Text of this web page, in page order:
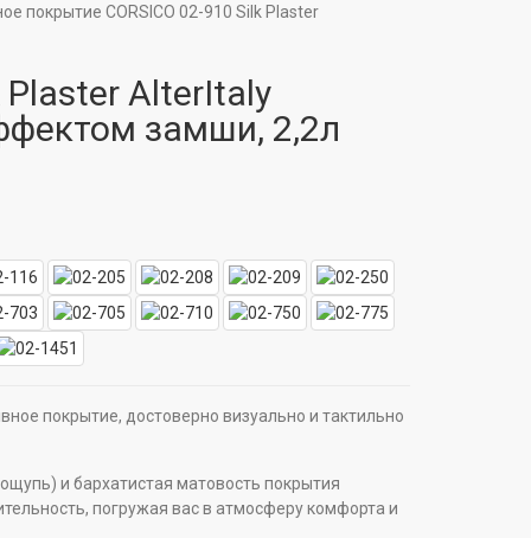
покрытие CORSICO 02-910 Silk Plaster
AlterItaly
замши, 2,2л
покрытие, достоверно визуально и тактильно
и бархатистая матовость покрытия
погружая вас в атмосферу комфорта и